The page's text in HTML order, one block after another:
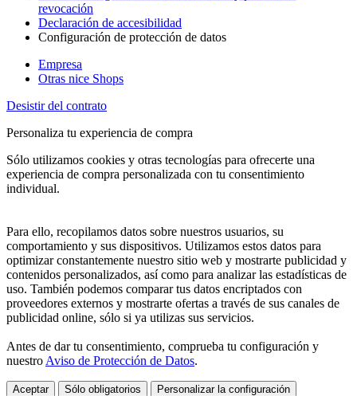
revocación
Declaración de accesibilidad
Configuración de protección de datos
Empresa
Otras nice Shops
Desistir del contrato
Personaliza tu experiencia de compra
Sólo utilizamos cookies y otras tecnologías para ofrecerte una
experiencia de compra personalizada con tu consentimiento
individual.
Para ello, recopilamos datos sobre nuestros usuarios, su
comportamiento y sus dispositivos. Utilizamos estos datos para
optimizar constantemente nuestro sitio web y mostrarte publicidad y
contenidos personalizados, así como para analizar las estadísticas de
uso. También podemos comparar tus datos encriptados con
proveedores externos y mostrarte ofertas a través de sus canales de
publicidad online, sólo si ya utilizas sus servicios.
Antes de dar tu consentimiento, comprueba tu configuración y
nuestro Aviso de Protección de Datos.
Aceptar Sólo obligatorios Personalizar la configuración